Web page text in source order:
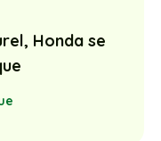
Honda se